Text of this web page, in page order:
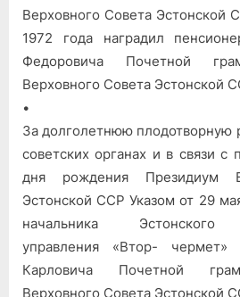
Верховного Совета Эстонской
1972 года наградил
Федоровича Почетной
Верховного Совета Эстонской
•
За долголетнюю плодотворную
советских органах и в связи с
дня рождения Президиум
Эстонской ССР Указом от 29
начальника Эстонского
управления «Втор- чермет»
Карловича Почетной
Верховного Совета Эстонской